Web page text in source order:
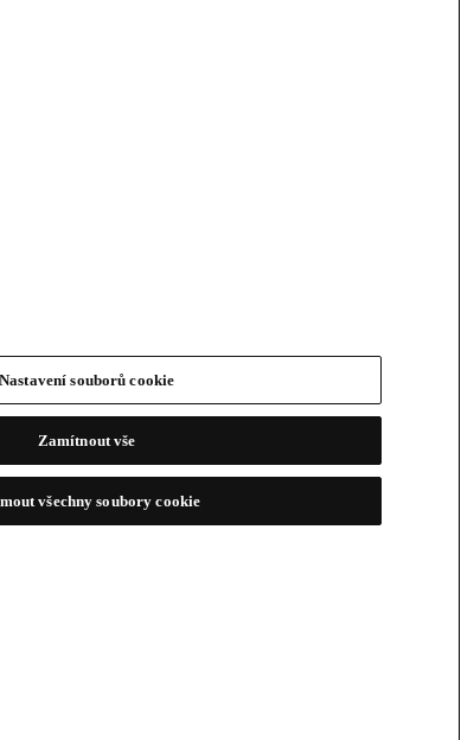
Nastavení souborů cookie
Zamítnout vše
všechny soubory cookie